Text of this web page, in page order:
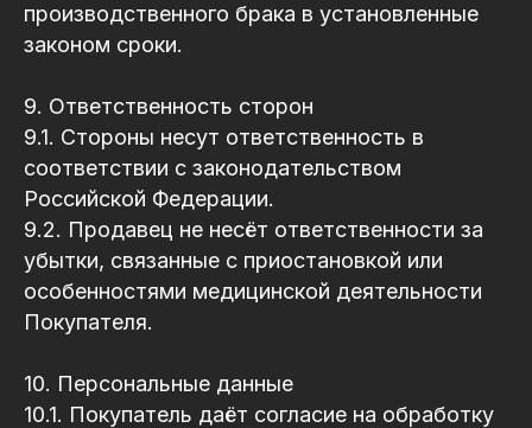
производственного брака в установленные
законом сроки.
9. Ответственность сторон
9.1. Стороны несут ответственность в
соответствии с законодательством
Российской Федерации.
9.2. Продавец не несёт ответственности за
убытки, связанные с приостановкой или
особенностями медицинской деятельности
Покупателя.
10. Персональные данные
10.1. Покупатель даёт согласие на обработку
info@hellodent.ru
+7 (927) 061 11 26
Email
Телефон
Хеллоу Дент